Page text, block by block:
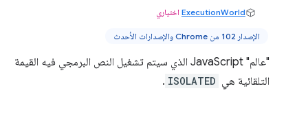
ExecutionWorld اختياري
الإصدار 102 من Chrome والإصدارات الأحدث
"عالم" JavaScript الذي سيتم تشغيل النص البرمجي فيه القيمة
التلقائية هي ISOLATED
.